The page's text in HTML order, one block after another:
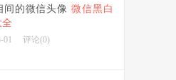
间的微信头像 微信黑白
01 评论(0)